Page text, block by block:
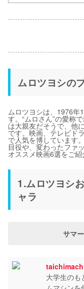
ムロツヨシの
ムロツヨシは、1976年
す。“ムロさん”の愛称
は大親友だそうで、他
です。映画、テレビド
で人気を博しています
目役や、変わったファ
オススメ映画6選をご紹
1.ムロツヨシ
ャラ
サマ
大学生のも